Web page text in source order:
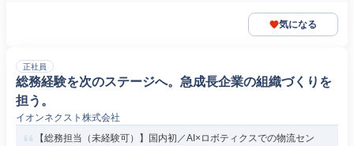
気になる
正社員
総務経験を次のステージへ。急成長企業の組織づくりを
担う。
イオンネクスト株式会社
【総務担当（未経験可）】国内初／AI×ロボティクスでの物流セン